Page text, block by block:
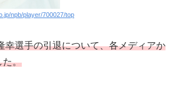
npb/player/700027/top
幸選手の引退について、各メディアか
た。